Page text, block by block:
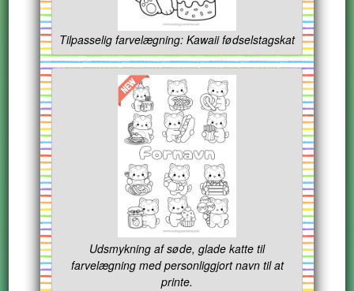
Tilpasselig farvelægning: Kawaii fødselstagskat
Udsmykning af søde, glade katte til
farvelægning med personliggjort navn til at
printe.